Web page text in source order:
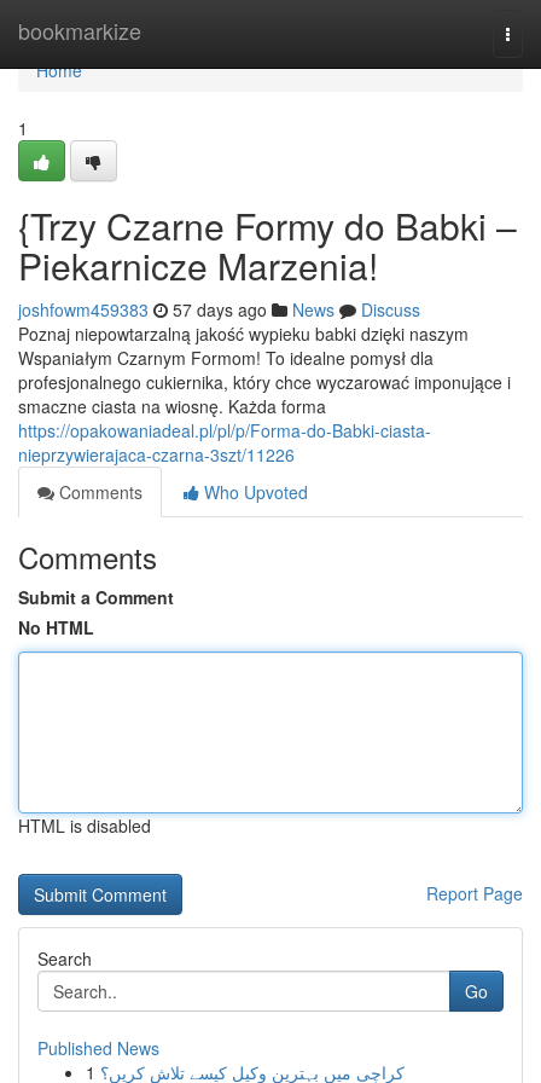
bookmarkize
Home
Home
1
{Trzy Czarne Formy do Babki –
Piekarnicze Marzenia!
joshfowm459383 57 days ago News
Discuss
Poznaj niepowtarzalną jakość wypieku babki dzięki naszym
Wspaniałym Czarnym Formom! To idealne pomysł dla
profesjonalnego cukiernika, który chce wyczarować imponujące i
smaczne ciasta na wiosnę. Każda forma
https://opakowaniadeal.pl/pl/p/Forma-do-Babki-ciasta-
nieprzywierajaca-czarna-3szt/11226
Comments
Who Upvoted
Comments
Submit a Comment
No HTML
HTML is disabled
Report Page
Search
Go
Published News
1 کراچی میں بہترین وکیل کیسے تلاش کریں؟